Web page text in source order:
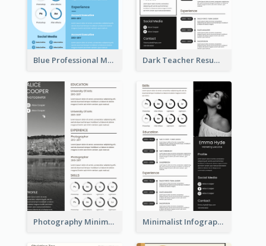
Blue Professional Marketing Resume Dark Teacher Resume
Photography Minimalist Design Resume Minimalist Infographic Resume